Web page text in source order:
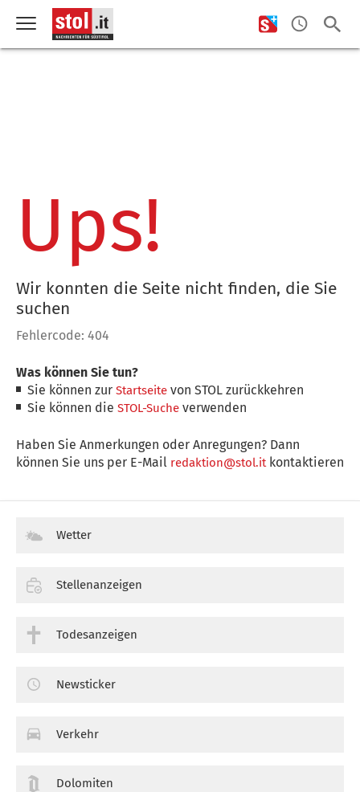
Ups!
Wir konnten die Seite nicht finden, die Sie
suchen
Fehlercode: 404
Was können Sie tun?
Sie können zurStartseite von STOL zurückkehren
Sie können dieSTOL-Suche verwenden
Haben Sie Anmerkungen oder Anregungen? Dann
können Sie uns per E-Mail redaktion@stol.itkontaktieren
Wetter
Stellenanzeigen
Todesanzeigen
Newsticker
Verkehr
Dolomiten